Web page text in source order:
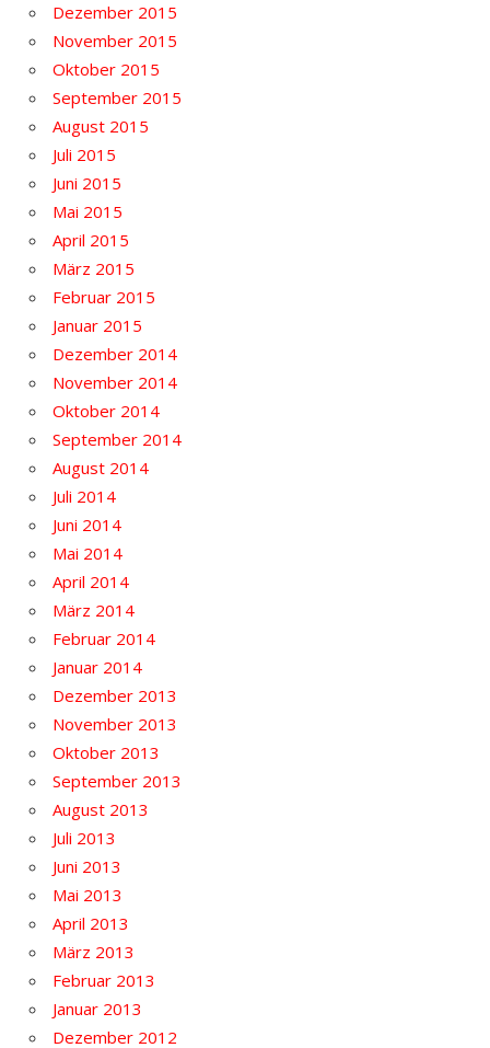
Dezember 2015
November 2015
Oktober 2015
September 2015
August 2015
Juli 2015
Juni 2015
Mai 2015
April 2015
März 2015
Februar 2015
Januar 2015
Dezember 2014
November 2014
Oktober 2014
September 2014
August 2014
Juli 2014
Juni 2014
Mai 2014
April 2014
März 2014
Februar 2014
Januar 2014
Dezember 2013
November 2013
Oktober 2013
September 2013
August 2013
Juli 2013
Juni 2013
Mai 2013
April 2013
März 2013
Februar 2013
Januar 2013
Dezember 2012